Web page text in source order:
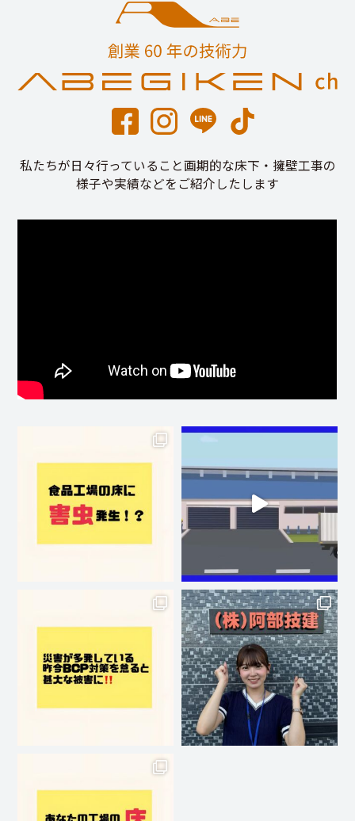
私たちが日々行っていること画期的な床下・擁壁工事の
様子や実績などをご紹介したします